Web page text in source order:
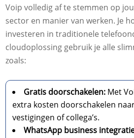
Voip volledig af te stemmen op
sector en manier van werken. Je
investeren in traditionele
cloudoplossing gebruik je alle
zoals:
Gratis doorschakelen: Met
extra kosten doorschakelen
vestigingen of collega’s.
WhatsApp business